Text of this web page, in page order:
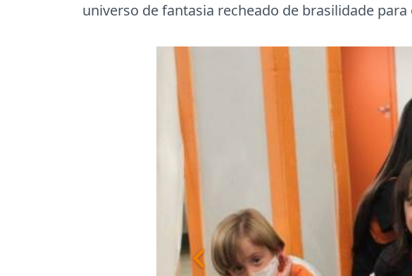
universo de fantasia recheado de brasilidade
Previous